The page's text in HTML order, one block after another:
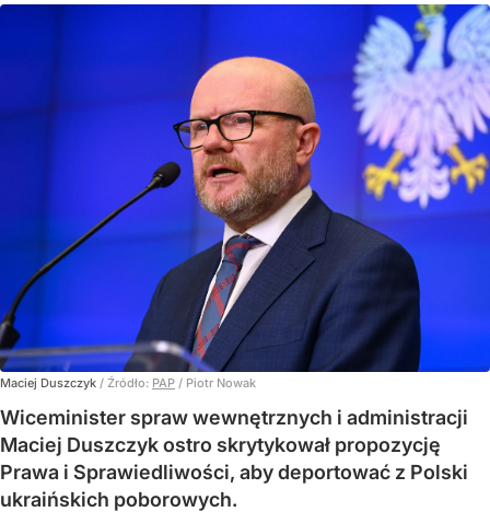
Maciej Duszczyk / Źródło: PAP / Piotr Nowak
Wiceminister spraw wewnętrznych i administracji
Maciej Duszczyk ostro skrytykował propozycję
Prawa i Sprawiedliwości, aby deportować z Polski
ukraińskich poborowych.